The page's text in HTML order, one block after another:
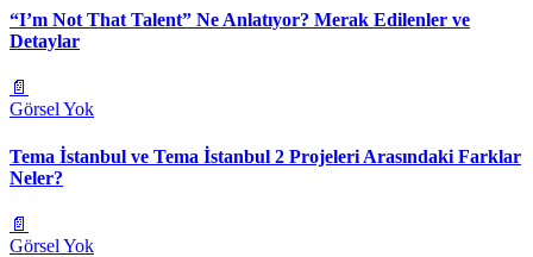
“I’m Not That Talent” Ne Anlatıyor? Merak Edilenler ve
Detaylar
📄
Görsel Yok
Tema İstanbul ve Tema İstanbul 2 Projeleri Arasındaki Farklar
Neler?
📄
Görsel Yok